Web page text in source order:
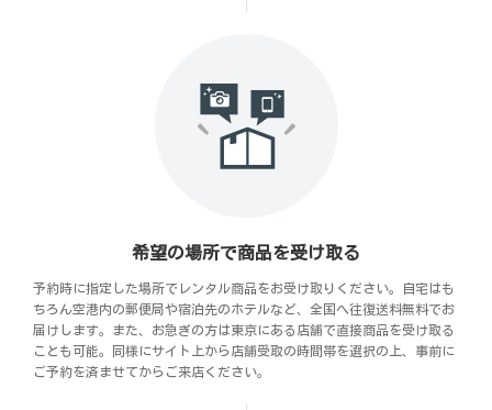
希望の場所で商品を受け取る
予約時に指定した場所でレンタル商品をお受け取りください。自宅はも
ちろん空港内の郵便局や宿泊先のホテルなど、全国へ往復送料無料でお
届けします。また、お急ぎの方は東京にある店舗で直接商品を受け取る
ことも可能。同様にサイト上から店舗受取の時間帯を選択の上、事前に
ご予約を済ませてからご来店ください。